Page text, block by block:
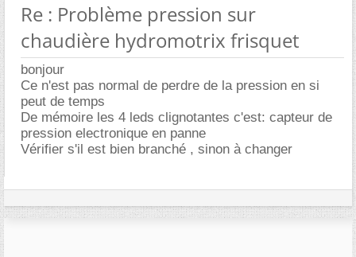
Re : Problème pression sur
chaudière hydromotrix frisquet
bonjour
Ce n'est pas normal de perdre de la pression en si
peut de temps
De mémoire les 4 leds clignotantes c'est: capteur de
pression electronique en panne
Vérifier s'il est bien branché , sinon à changer